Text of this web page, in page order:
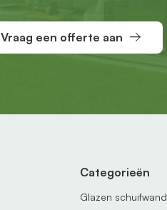
Vraag een offerte aan
Categorieën
Glazen schuifwand